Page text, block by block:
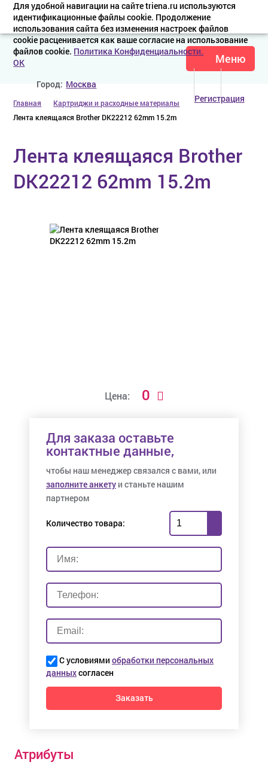
Для удобной навигации на сайте triena.ru используются
идентификационные файлы cookie. Продолжение
использования сайта без изменения настроек файлов
cookie расценивается как ваше согласие на использование
файлов cookie. Политика Конфиденциальности.
OK
Город: Москва
Регистрация
Меню
Главная
Картриджи и расходные материалы
Лента клеящаяся Brother DK22212 62mm 15.2m
Лента клеящаяся Brother
DK22212 62mm 15.2m
Цена: 0
Для заказа оставьте
контактные данные,
чтобы наш менеджер связался с вами, или
заполните анкету и станьте нашим
партнером
Количество товара:
С условиями обработки персональных
данныхсогласен
Заказать
Атрибуты